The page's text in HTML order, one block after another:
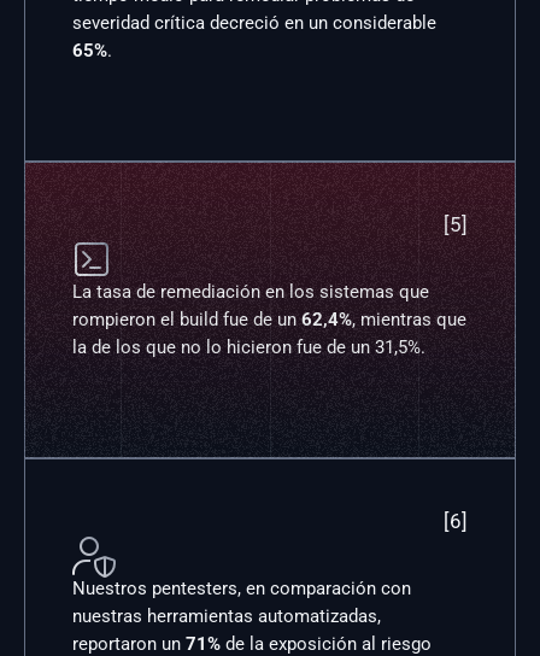
65%.
[5]

La tasa de remediación en los sistemas que
rompieron el build fue de un 62,4%, mientras que
la de los que no lo hicieron fue de un 31,5%.
[6]

Nuestros pentesters, en comparación con
nuestras herramientas automatizadas,
reportaron un 71% de la exposición al riesgo